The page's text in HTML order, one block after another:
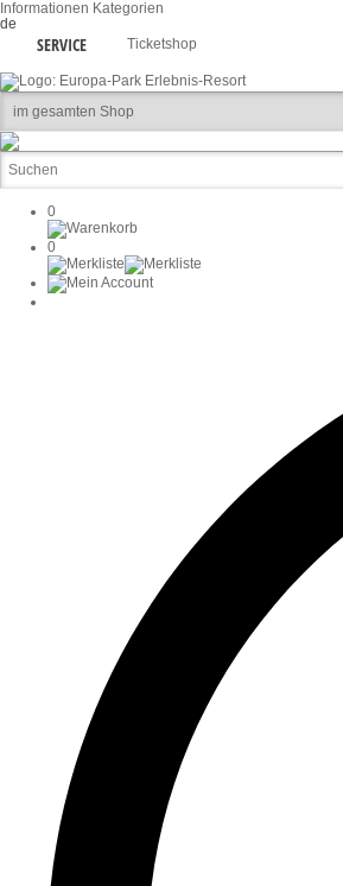
Informationen Kategorien
de
SERVICE Ticketshop
0
0